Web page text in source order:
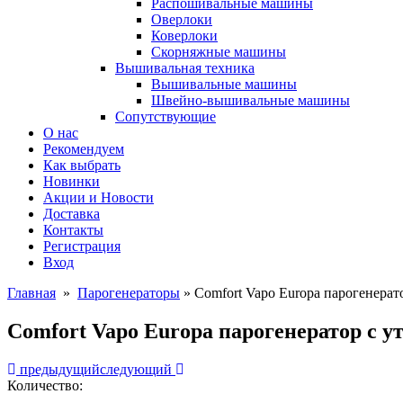
Распошивальные машины
Оверлоки
Коверлоки
Скорняжные машины
Вышивальная техника
Вышивальные машины
Швейно-вышивальные машины
Сопутствующие
О нас
Рекомендуем
Как выбрать
Новинки
Акции и Новости
Доставка
Контакты
Регистрация
Вход
Главная » Парогенераторы » Comfort Vapo Europa
Comfort Vapo Europa парогенератор с
предыдущийследующий
Количество: